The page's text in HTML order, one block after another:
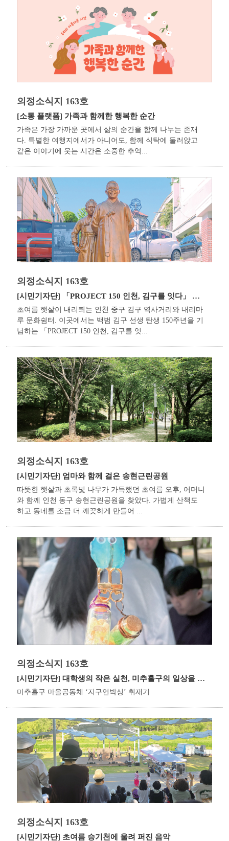
의정소식지 163호
[소통 플랫폼] 가족과 함께한 행복한 순간
가족은 가장 가까운 곳에서 삶의 순간을 함께 나누는 존재
다. 특별한 여행지에서가 아니어도, 함께 식탁에 둘러앉고
같은 이야기에 웃는 시간은 소중한 추억...
의정소식지 163호
[시민기자단] 「PROJECT 150 인천, 김구를 잇다」 현장
초여름 햇살이 내리쬐는 인천 중구 김구 역사거리와 내리마
루 문화쉼터. 이곳에서는 백범 김구 선생 탄생 150주년을 기
념하는 「PROJECT 150 인천, 김구를 잇...
의정소식지 163호
[시민기자단] 엄마와 함께 걸은 송현근린공원
따뜻한 햇살과 초록빛 나무가 가득했던 초여름 오후, 어머니
와 함께 인천 동구 송현근린공원을 찾았다. 가볍게 산책도
하고 동네를 조금 더 깨끗하게 만들어 ...
의정소식지 163호
[시민기자단] 대학생의 작은 실천, 미추홀구의 일상을 바꾸다
미추홀구 마을공동체 ‘지구언박싱’ 취재기
의정소식지 163호
[시민기자단] 초여름 승기천에 울려 퍼진 음악